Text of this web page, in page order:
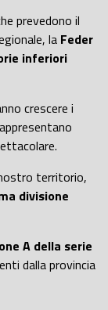
prevedono il
la Feder
inferiori
crescere i
territorio,
divisione
A della serie
dalla provincia